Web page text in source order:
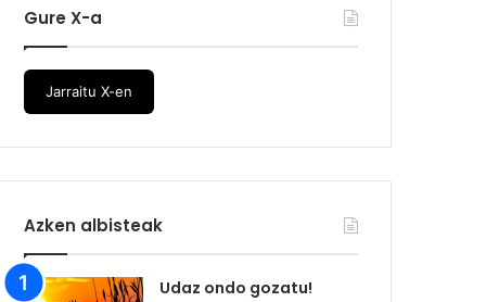
Gure X-a
Jarraitu X-en
Azken albisteak
Udaz ondo gozatu!